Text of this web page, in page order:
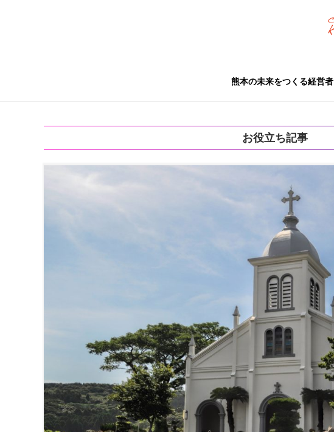
熊本の未来をつくる経営者
お役立ち記事